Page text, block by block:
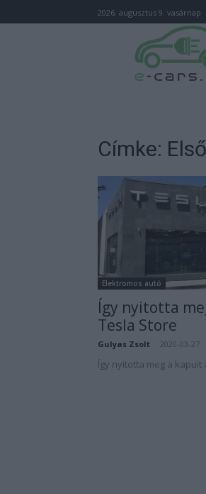
2026. augusztus 9. vasárnap
Címke: Első
Elektromos autó
Így nyitotta
Tesla Store
Gulyas Zsolt 2020-03-27
Így nyitotta meg a kapuit